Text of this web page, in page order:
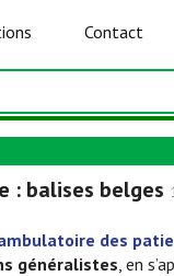
Contact
: balises belges
des
généralistes, en